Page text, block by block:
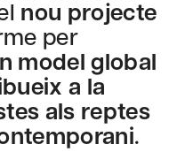
nou projecte
per
model global
a la
als reptes
.